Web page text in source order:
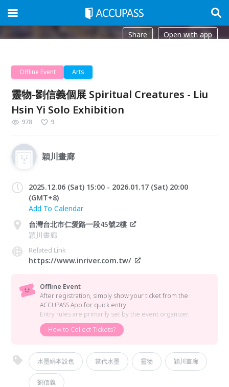
Share Open with app
Offline Event Arts
靈物-劉信義個展 Spiritual Creatures - Liu
Hsin Yi Solo Exhibition
978 9
穎川畫廊
2025.12.06 (Sat) 15:00 - 2026.01.17 (Sat) 20:00
(GMT+8)
Add To Calendar
台灣台北市仁愛路一段45號2樓
穎川畫廊
Related Link
https://www.inriver.com.tw/
Offline Event
After registration, simply show your ticket from the
ACCUPASS App for quick entry.
Entry rules are primarily set by the event organizer.
How to Collect Tickets?
水墨絹本設色 當代水墨 靈物 穎川畫廊
劉信義